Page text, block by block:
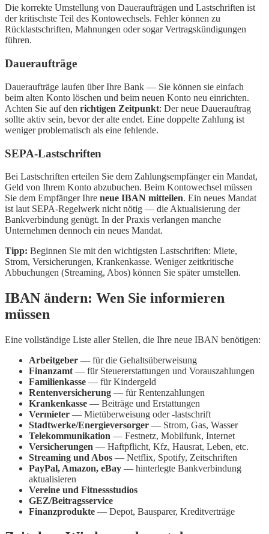
Die korrekte Umstellung von Daueraufträgen und Lastschriften ist
der kritischste Teil des Kontowechsels. Fehler können zu
Rücklastschriften, Mahnungen oder sogar Vertragskündigungen
führen.
Daueraufträge
Daueraufträge laufen über Ihre Bank — Sie können sie einfach
beim alten Konto löschen und beim neuen Konto neu einrichten.
Achten Sie auf den richtigen Zeitpunkt: Der neue Dauerauftrag
sollte aktiv sein, bevor der alte endet. Eine doppelte Zahlung ist
weniger problematisch als eine fehlende.
SEPA-Lastschriften
Bei Lastschriften erteilen Sie dem Zahlungsempfänger ein Mandat,
Geld von Ihrem Konto abzubuchen. Beim Kontowechsel müssen
Sie dem Empfänger Ihre neue IBAN mitteilen. Ein neues Mandat
ist laut SEPA-Regelwerk nicht nötig — die Aktualisierung der
Bankverbindung genügt. In der Praxis verlangen manche
Unternehmen dennoch ein neues Mandat.
Tipp: Beginnen Sie mit den wichtigsten Lastschriften: Miete,
Strom, Versicherungen, Krankenkasse. Weniger zeitkritische
Abbuchungen (Streaming, Abos) können Sie später umstellen.
IBAN ändern: Wen Sie informieren
müssen
Eine vollständige Liste aller Stellen, die Ihre neue IBAN benötigen:
Arbeitgeber — für die Gehaltsüberweisung
Finanzamt — für Steuererstattungen und Vorauszahlungen
Familienkasse — für Kindergeld
Rentenversicherung — für Rentenzahlungen
Krankenkasse — Beiträge und Erstattungen
Vermieter — Mietüberweisung oder -lastschrift
Stadtwerke/Energieversorger — Strom, Gas, Wasser
Telekommunikation — Festnetz, Mobilfunk, Internet
Versicherungen — Haftpflicht, Kfz, Hausrat, Leben, etc.
Streaming und Abos — Netflix, Spotify, Zeitschriften
PayPal, Amazon, eBay — hinterlegte Bankverbindung
aktualisieren
Vereine und Fitnessstudios
GEZ/Beitragsservice
Finanzprodukte — Depot, Bausparer, Kreditverträge